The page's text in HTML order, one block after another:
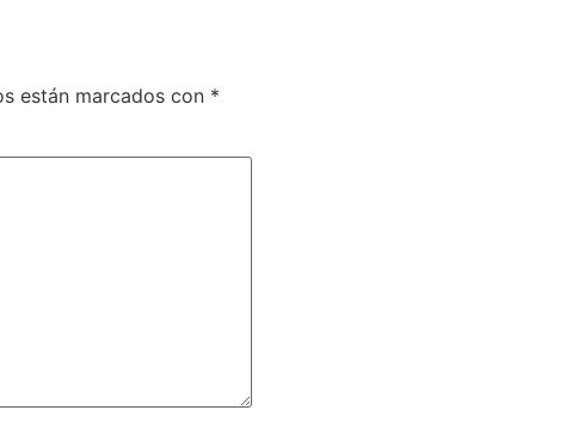
están marcados con *